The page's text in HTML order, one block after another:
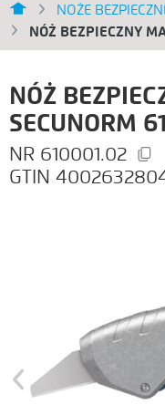
NOŻE
NÓŻ BEZPIECZNY
NÓŻ
SECUNORM
610001.02
Previous